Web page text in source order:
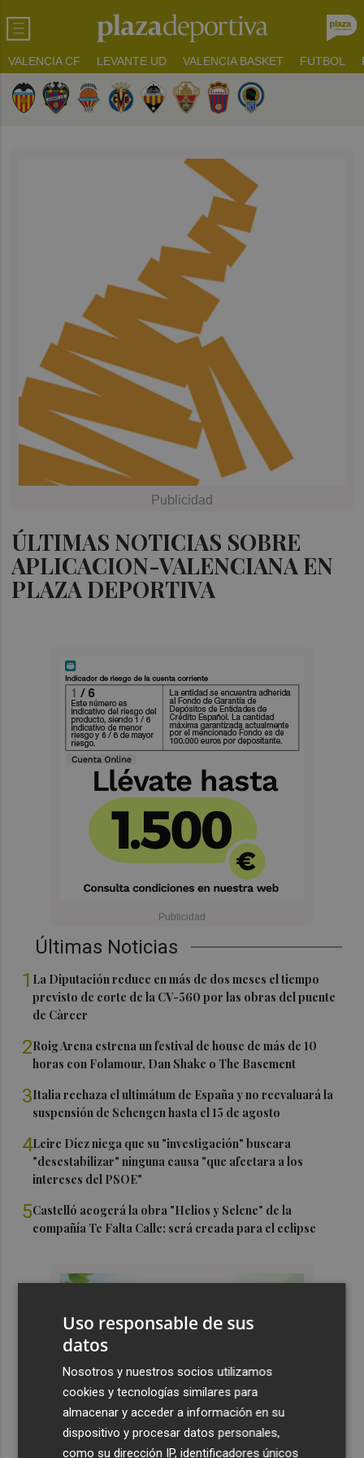
VALENCIA CF LEVANTE UD VALENCIA BASKET FUTBOL
ÚLTIMAS NOTICIAS SOBRE
APLICACION-VALENCIANA EN
PLAZA DEPORTIVA
Últimas Noticias
1 La Diputación reduce en más de dos meses el tiempo
previsto de corte de la CV-560 por las obras del puente
de Càrcer
2Roig Arena estrena un festival de house de más de 10
horas con Folamour, Dan Shake o The Basement
3Italia rechaza el ultimátum de España y no reevaluará la
suspensión de Schengen hasta el 15 de agosto
4Leire Díez niega que su "investigación" buscara
"desestabilizar" ninguna causa "que afectara a los
intereses del PSOE"
5Castelló acogerá la obra "Helios y Selene" de la
compañía Te Falta Calle: será creada para el eclipse
Uso responsable de sus
datos
Nosotros y nuestros socios utilizamos
cookies y tecnologías similares para
almacenar y acceder a información en su
dispositivo y procesar datos personales,
como su dirección IP, identificadores únicos